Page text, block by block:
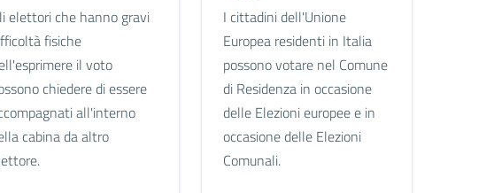
elettori che hanno gravi
fisiche
il voto
chiedere di essere
all'interno
cabina da altro
I cittadini dell'Unione
Europea residenti in Italia
possono votare nel Comune
di Residenza in occasione
delle Elezioni europee e in
occasione delle Elezioni
Comunali.